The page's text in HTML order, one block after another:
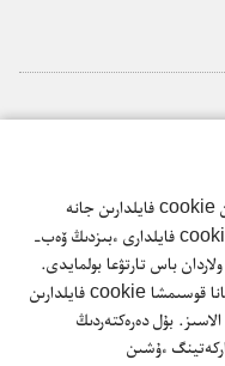
سىزگە ەڭ جاقسى مۇكىندىكتەردى ۇسىنۋ ءۇشىن cookie فايلدارىن جانە
ۇقساس تەحنولوگيالاردى قولدانىلادى. كەيبىر cookie فايلدارى ءبىزدىڭ ۆەب-
باس تارتۋعا بولمايدى.
ءسىز سايتتىڭ مۇمكىندىكتەردى جاقسارتاتىن عانا قوسىمشا cookie فايلدارىن
بۇل دەرەكتەردىڭ
ءۇشىن